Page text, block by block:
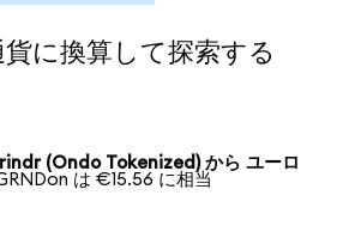
換算して探索する
(Ondo Tokenized) から ユーロ
は €15.56 に相当